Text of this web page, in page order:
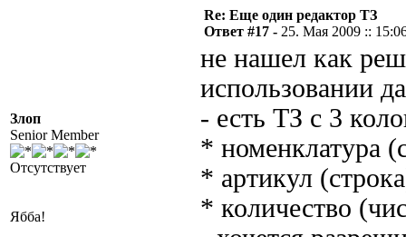
Злоп
Senior Member
Отсутствует
Ябба!
Re: Еще один редактор ТЗ
Ответ #17 - 25. Мая 2009 ::
не нашел как
использовании
- есть ТЗ с 3
* номенклатура
* артикул
* количество